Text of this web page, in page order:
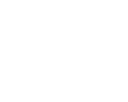
着不为人知的秘密。
知了哥哥马修神秘死亡的消息。